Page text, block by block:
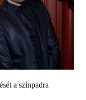
a színpadra